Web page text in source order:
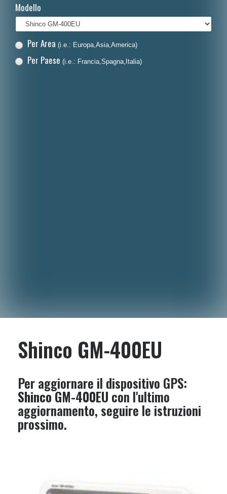
Polski
Dansk
Modello
Per Area (i.e.: Europa,Asia,America)
Per Paese (i.e.: Francia,Spagna,Italia)
Shinco GM-400EU
Per aggiornare il dispositivo GPS:
Shinco GM-400EU con l'ultimo
aggiornamento, seguire le istruzioni
prossimo.